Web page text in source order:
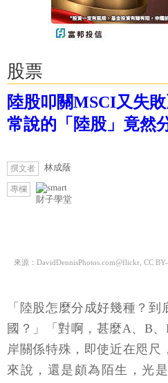
股票
陸股叩關MSCI又失
常說的「陸股」竟然
撰文者 林成蔭
專欄
財子學堂
來源：DavidDennisPhotos.com@flickr, CC
「陸股怎麼分成好幾種？
國？」「對啊，甚麼A、B
岸關係特殊，即使近在咫尺
來說，還是頗為陌生，光